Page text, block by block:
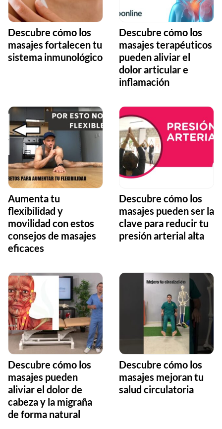
Descubre cómo los
masajes fortalecen tu
sistema inmunológico
Descubre cómo los
masajes terapéuticos
pueden aliviar el
dolor articular e
inflamación
Aumenta tu
flexibilidad y
movilidad con estos
consejos de masajes
eficaces
Descubre cómo los
masajes pueden ser la
clave para reducir tu
presión arterial alta
Descubre cómo los
masajes pueden
aliviar el dolor de
cabeza y la migraña
de forma natural
Descubre cómo los
masajes mejoran tu
salud circulatoria